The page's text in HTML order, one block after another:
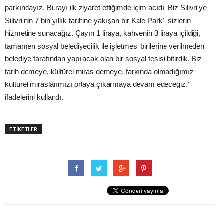
parkındayız. Burayı ilk ziyaret ettiğimde içim acıdı. Biz Silivri'ye
Silivri'nin 7 bin yıllık tarihine yakışan bir Kale Park'ı sizlerin
hizmetine sunacağız. Çayın 1 liraya, kahvenin 3 liraya içildiği,
tamamen sosyal belediyecilik ile işletmesi birilerine verilmeden
belediye tarafından yapılacak olan bir sosyal tesisi bitirdik. Biz
tarih demeye, kültürel miras demeye, farkında olmadığımız
kültürel miraslarımızı ortaya çıkarmaya devam edeceğiz.”
ifadelerini kullandı.
ETİKETLER